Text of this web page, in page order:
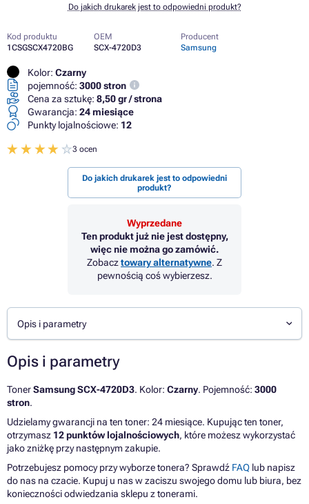
Do jakich drukarek jest to odpowiedni produkt?
Kod produktu
1CSGSCX4720BG
OEM
SCX-4720D3
Producent
Samsung
Kolor: Czarny
pojemność: 3000 stron
Cena za sztukę: 8,50 gr / strona
Gwarancja: 24 miesiące
Punkty lojalnościowe: 12
3 ocen
Do jakich drukarek jest to odpowiedni
produkt?
Wyprzedane
Ten produkt już nie jest dostępny,
więc nie można go zamówić.
Zobacztowary alternatywne. Z
pewnością coś wybierzesz.
Opis i parametry
Opis i parametry
TonerSamsung SCX-4720D3. Kolor: Czarny. Pojemność: 3000
stron.
Udzielamy gwarancji na ten toner: 24 miesiące. Kupując ten toner,
otrzymasz 12 punktów lojalnościowych, które możesz wykorzystać
jako zniżkę przy następnym zakupie.
Potrzebujesz pomocy przy wyborze tonera? Sprawdź FAQ lub napisz
do nas na czacie. Kupuj u nas w zaciszu swojego domu lub biura, bez
konieczności odwiedzania sklepu z tonerami.